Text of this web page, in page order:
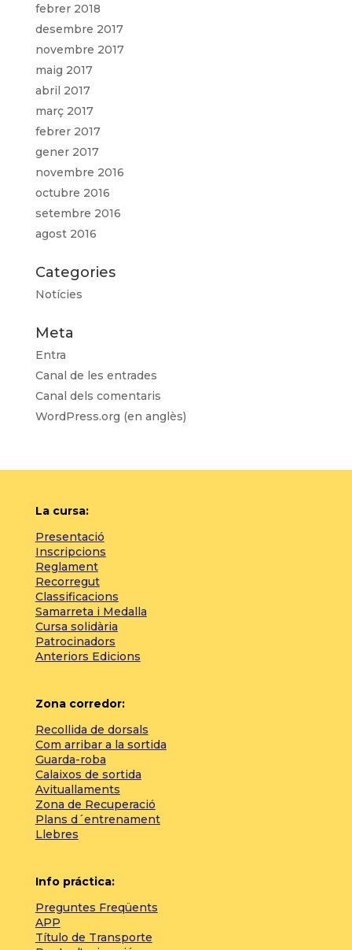
febrer 2018
desembre 2017
novembre 2017
maig 2017
abril 2017
març 2017
febrer 2017
gener 2017
novembre 2016
octubre 2016
setembre 2016
agost 2016
Categories
Notícies
Meta
Entra
Canal de les entrades
Canal dels comentaris
WordPress.org (en anglès)
La cursa:
Presentació
Inscripcions
Reglament
Recorregut
Classificacions
Samarreta i Medalla
Cursa solidària
Patrocinadors
Anteriors Edicions
Zona corredor:
Recollida de dorsals
Com arribar a la sortida
Guarda-roba
Calaixos de sortida
Avituallaments
Zona de Recuperació
Plans d´entrenament
Llebres
Info práctica:
Preguntes Freqüents
APP
Título de Transporte